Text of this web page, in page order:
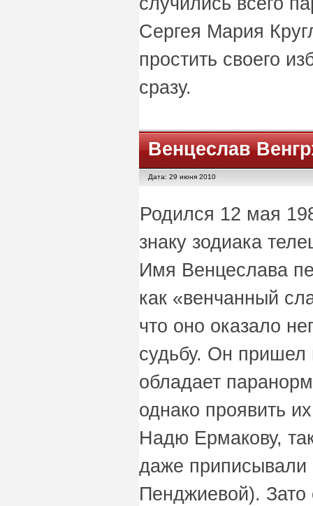
Сергея Мария
простить своего
сразу.
Венцеслав
Дата: 29 июня 2010
Родился 12 мая
знаку зодиака
Имя Венцеслава
как «венчанный
что оно оказало
судьбу. Он пришел
обладает
однако проявить
Надю Ермакову,
даже
Пенджиевой). Зато